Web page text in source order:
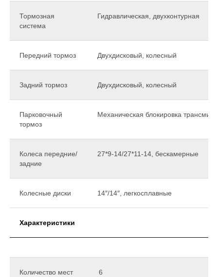
Тормозная
система
Гидравлическая, двухконтурная
Передний тормоз Двухдисковый, колесный
Задний тормоз Двухдисковый, колесный
Парковочный
тормоз
Механическая блокировка
Колеса передние/
задние
27*9-14/27*11-14, бескамерные
Колесные диски 14″/14″, легкосплавные
Характеристики
Количество мест 6